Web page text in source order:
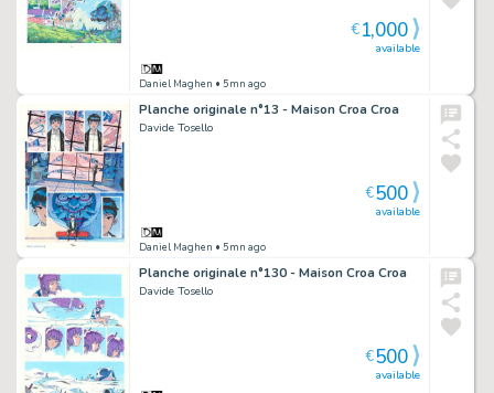
Daniel Maghen • 5mn ago
available
€1,000
Planche originale n°13 - Maison Croa Croa
Davide Tosello
Daniel Maghen • 5mn ago
available
€500
Planche originale n°130 - Maison Croa Croa
Davide Tosello
available
€500